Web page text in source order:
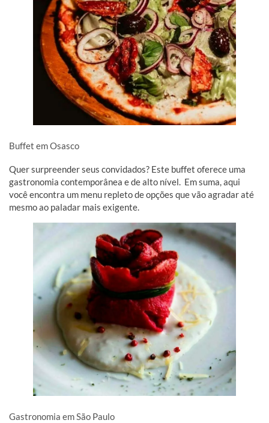
Buffet em Osasco
Quer surpreender seus convidados? Este buffet oferece uma
gastronomia contemporânea e de alto nível. Em suma, aqui
você encontra um menu repleto de opções que vão agradar até
mesmo ao paladar mais exigente.
Gastronomia em São Paulo